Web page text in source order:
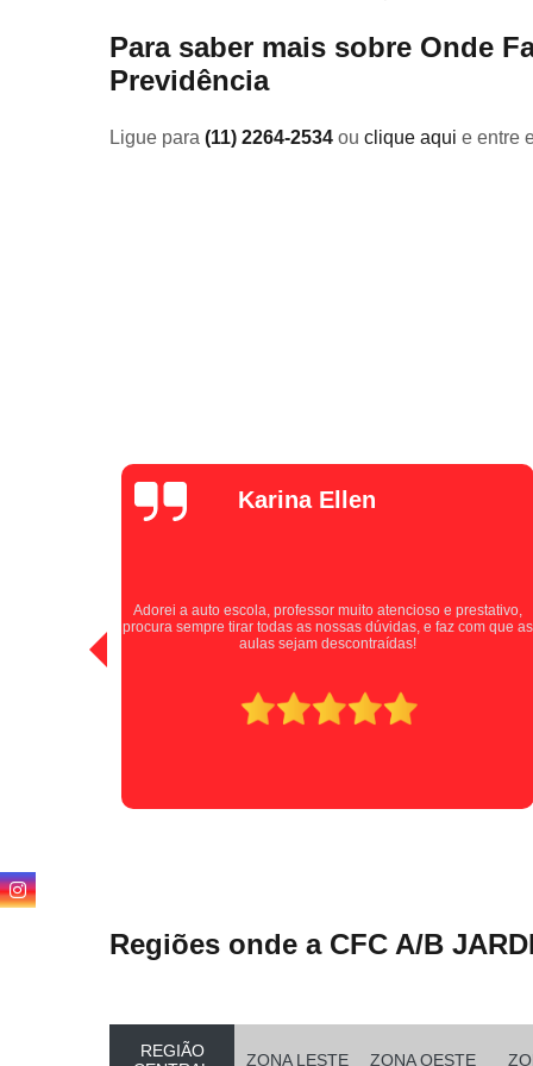
Para saber mais sobre Onde
Previdência
Ligue para (11) 2264-2534 ou clique aqui e entre
Luana Pina
instrutores que passaram as informações de forma clara e
paciente durante as aulas. A Auto Escola Jardim Santa Cruz se
destaca por cultivar motoristas seguros e confiantes. Indico
Regiões onde a CFC A/B
REGIÃO
ZONA LESTE ZONA OESTE